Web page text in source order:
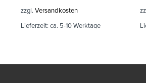
zzgl. Versandkosten
Lieferzeit: ca. 5-10 Werktage